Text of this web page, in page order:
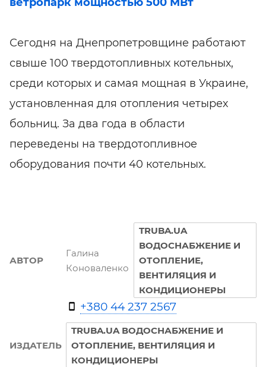
Сегодня на Днепропетровщине работают
свыше 100 твердотопливных котельных,
среди которых и самая мощная в Украине,
установленная для отопления четырех
больниц. За два года в области
переведены на твердотопливное
оборудования почти 40 котельных.
АВТОР
Галина
Коноваленко
TRUBA.UA
ВОДОСНАБЖЕНИЕ И
ОТОПЛЕНИЕ,
ВЕНТИЛЯЦИЯ И
КОНДИЦИОНЕРЫ
+380 44 237 2567
ИЗДАТЕЛЬ
TRUBA.UA ВОДОСНАБЖЕНИЕ И
ОТОПЛЕНИЕ, ВЕНТИЛЯЦИЯ И
КОНДИЦИОНЕРЫ